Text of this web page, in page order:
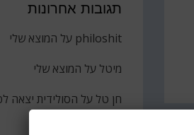
תגובות אחרונות
philoshit על המוצא שלי
מיטל על המוצא שלי
חן טל על